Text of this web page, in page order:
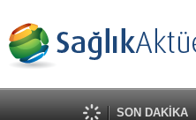
SON DAKİKA